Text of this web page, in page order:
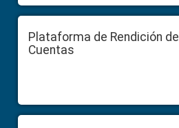
Plataforma de Rendición de
Cuentas